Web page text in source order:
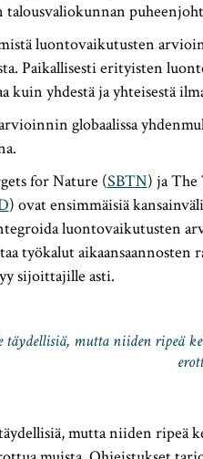
talousvaliokunnan
luontovaikutusten
Paikallisesti erityisten
kuin yhdestä ja yhteisestä
globaalissa
for Nature (SBTN) ja The
) ovat ensimmäisiä
luontovaikutusten
työkalut
sijoittajille asti.
mutta niiden ripeä
mutta niiden ripeä